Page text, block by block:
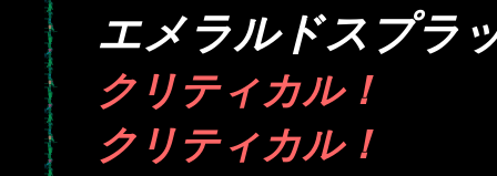
エメラルドスプラ
クリティカル！
クリティカル！